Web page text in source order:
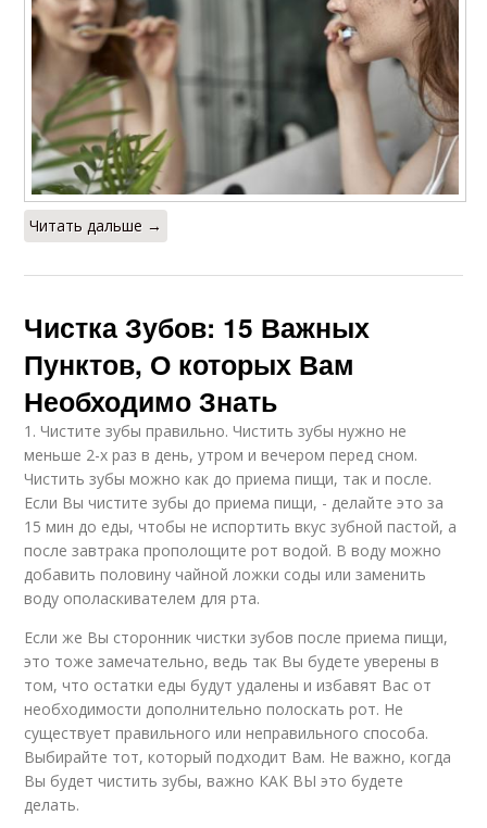
Читать дальше →
Чистка Зубов: 15 Важных
Пунктов, О которых Вам
Необходимо Знать
1. Чистите зубы правильно. Чистить зубы нужно не
меньше 2-х раз в день, утром и вечером перед сном.
Чистить зубы можно как до приема пищи, так и после.
Если Вы чистите зубы до приема пищи, - делайте это за
15 мин до еды, чтобы не испортить вкус зубной пастой, а
после завтрака прополощите рот водой. В воду можно
добавить половину чайной ложки соды или заменить
воду ополаскивателем для рта.
Если же Вы сторонник чистки зубов после приема пищи,
это тоже замечательно, ведь так Вы будете уверены в
том, что остатки еды будут удалены и избавят Вас от
необходимости дополнительно полоскать рот. Не
существует правильного или неправильного способа.
Выбирайте тот, который подходит Вам. Не важно, когда
Вы будет чистить зубы, важно КАК ВЫ это будете
делать.